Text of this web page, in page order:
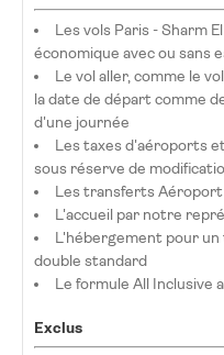
Les vols Paris - Sharm
économique avec ou sans
Le vol aller, comme le
la date de départ comme
d'une journée
Les taxes d'aéroports
sous réserve de
Les transferts
L'accueil par notre
L'hébergement pour un
double standard
Le formule All Inclusive
Exclus